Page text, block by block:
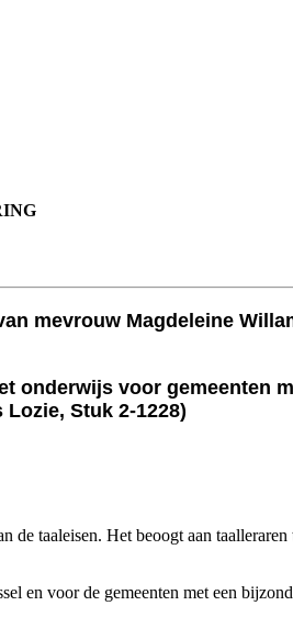
mevrouw Magdeleine
onderwijs voor gemeenten
Stuk 2-1228)
taaleisen. Het beoogt aan taalleraren
en voor de gemeenten met een